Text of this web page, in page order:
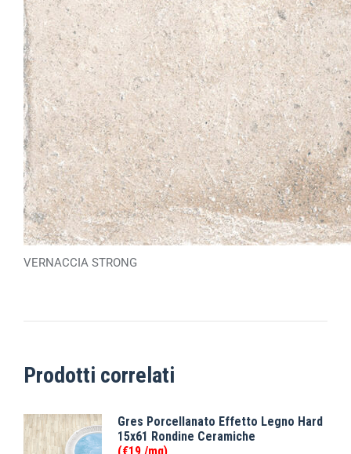
VERNACCIA STRONG
Prodotti correlati
Gres Porcellanato Effetto Legno Hard
15x61 Rondine Ceramiche
(€19 /mq)